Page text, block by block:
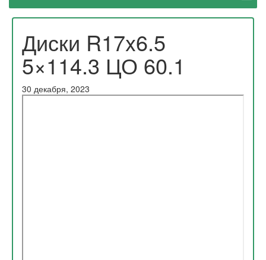
Диски R17x6.5
5×114.3 ЦО 60.1
30 декабря, 2023